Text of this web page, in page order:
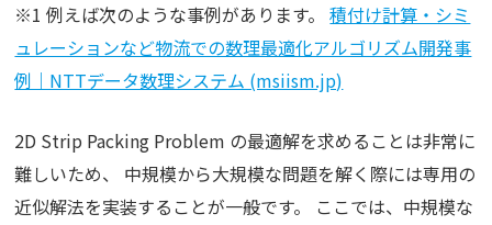
※1 例えば次のような事例があります。積付け計算・シミ
ュレーションなど物流での数理最適化アルゴリズム開発事
例｜NTTデータ数理システム (msiism.jp)
2D Strip Packing Problem の最適解を求めることは非常に
難しいため、 中規模から大規模な問題を解く際には専用の
近似解法を実装することが一般です。 ここでは、中規模な